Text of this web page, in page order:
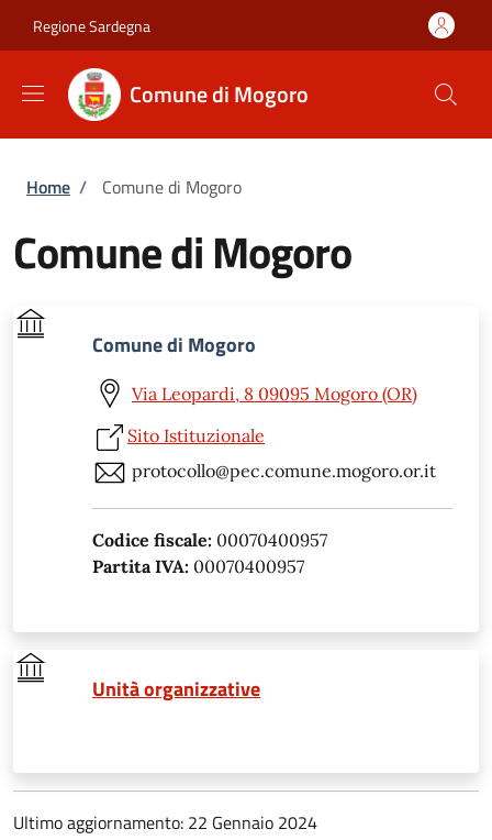
Regione Sardegna
Comune di Mogoro
Briciole di pane
Home / Comune di Mogoro
Comune di Mogoro
Comune di Mogoro
Via Leopardi, 8 09095 Mogoro (OR)
Sito Istituzionale
protocollo@pec.comune.mogoro.or.it
Codice fiscale: 00070400957
Partita IVA: 00070400957
Unità organizzative
Ultimo aggiornamento: 22 Gennaio 2024